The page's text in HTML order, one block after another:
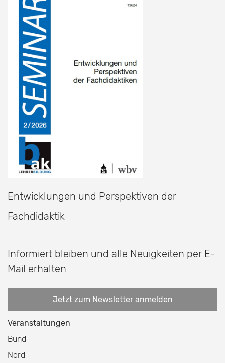
Entwicklungen und Perspektiven der
Fachdidaktik
Informiert bleiben und alle Neuigkeiten per E-
Mail erhalten
Jetzt zum Newsletter anmelden
Veranstaltungen
Bund
Nord